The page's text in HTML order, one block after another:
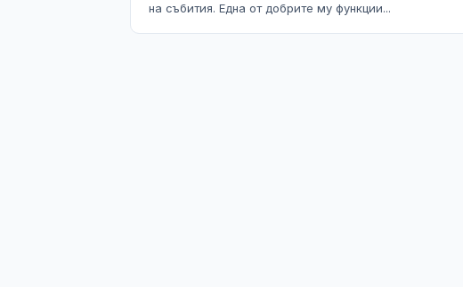
на събития. Една от добрите му функции...